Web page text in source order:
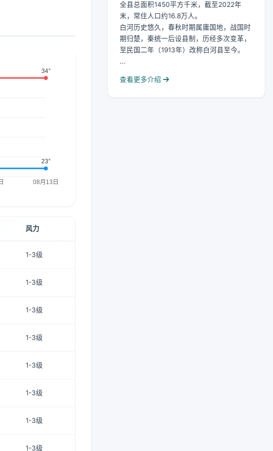
风力
1-3级
1-3级
1-3级
1-3级
1-3级
1-3级
1-3级
1-3级
全县总面积1450平方千米，截至2022年
末，常住人口约16.8万人。
白河历史悠久，春秋时期属庸国地，战国时
期归楚，秦统一后设县制，历经多次变革，
至民国二年（1913年）改称白河县至今。
...
查看更多介绍